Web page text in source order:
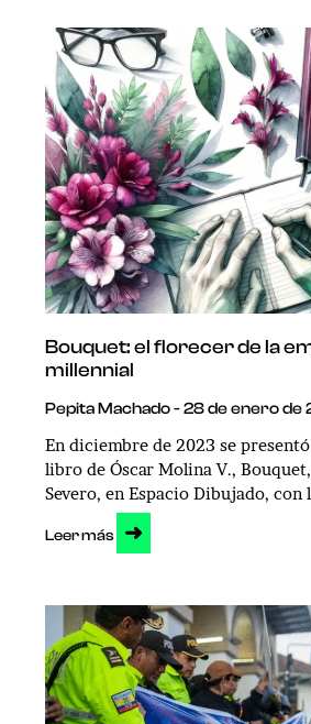
Bouquet: el florecer de la
millennial
Pepita Machado 28 de enero de
En diciembre de 2023 se
libro de Óscar Molina V.,
Severo, en Espacio Dibujado, con
Leer más ➜